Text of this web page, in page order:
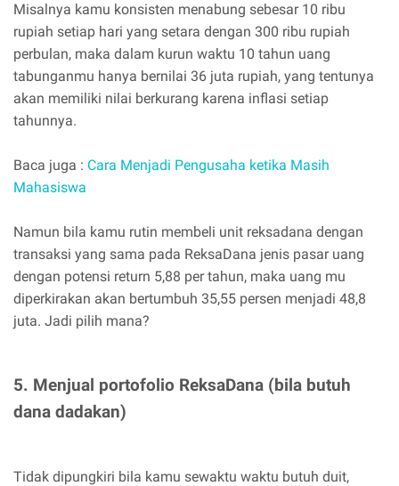
Misalnya kamu konsisten menabung sebesar 10 ribu
rupiah setiap hari yang setara dengan 300 ribu rupiah
perbulan, maka dalam kurun waktu 10 tahun uang
tabunganmu hanya bernilai 36 juta rupiah, yang tentunya
akan memiliki nilai berkurang karena inflasi setiap
tahunnya.
Baca juga : Cara Menjadi Pengusaha ketika Masih
Mahasiswa
Namun bila kamu rutin membeli unit reksadana dengan
transaksi yang sama pada ReksaDana jenis pasar uang
dengan potensi return 5,88 per tahun, maka uang mu
diperkirakan akan bertumbuh 35,55 persen menjadi 48,8
juta. Jadi pilih mana?
5. Menjual portofolio ReksaDana (bila butuh
dana dadakan)
Tidak dipungkiri bila kamu sewaktu waktu butuh duit,